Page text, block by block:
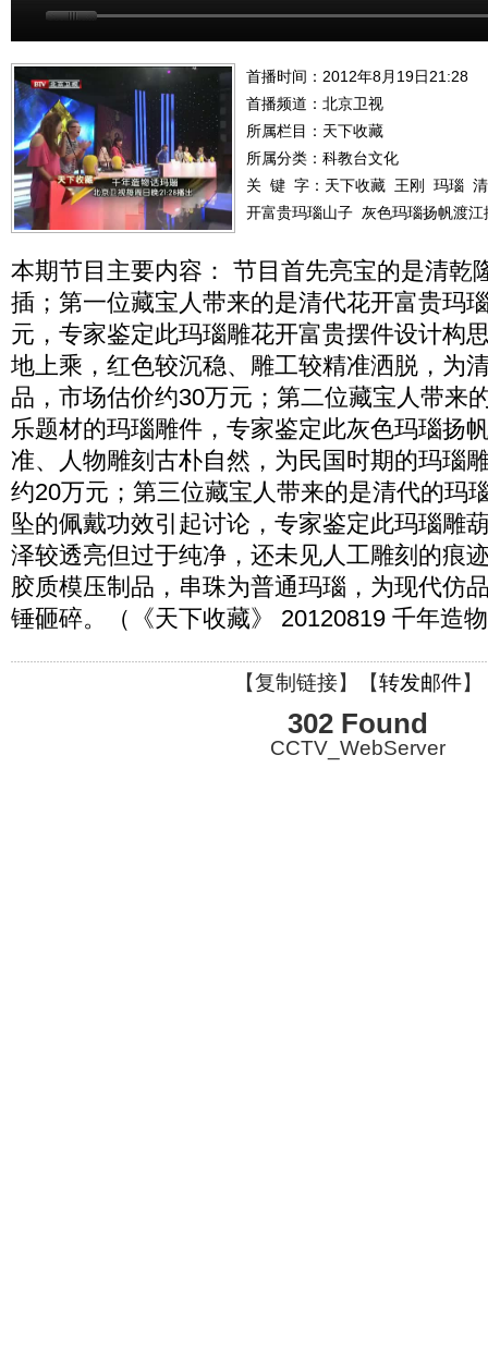
首播时间：2012年8月19日21:28
首播频道： 北京卫视
所属栏目： 天下收藏
所属分类：科教台文化
关 键 字： 天下收藏 王刚 玛瑙
开富贵玛瑙山子 灰色玛瑙扬帆渡江
本期节目主要内容： 节目首先亮宝的是清乾
插；第一位藏宝人带来的是清代花开富贵玛
元，专家鉴定此玛瑙雕花开富贵摆件设计构
地上乘，红色较沉稳、雕工较精准洒脱，为
品，市场估价约30万元；第二位藏宝人带来
乐题材的玛瑙雕件，专家鉴定此灰色玛瑙扬
准、人物雕刻古朴自然，为民国时期的玛瑙
约20万元；第三位藏宝人带来的是清代的玛
坠的佩戴功效引起讨论，专家鉴定此玛瑙雕
泽较透亮但过于纯净，还未见人工雕刻的痕
胶质模压制品，串珠为普通玛瑙，为现代仿
锤砸碎。（《天下收藏》 20120819 千年造
【复制链接】【转发邮件】
302 Found
CCTV_WebServer